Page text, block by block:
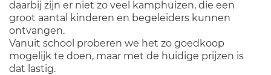
daarbij zijn er niet zo veel kamphuizen, die een
groot aantal kinderen en begeleiders kunnen
ontvangen.
Vanuit school proberen we het zo goedkoop
mogelijk te doen, maar met de huidige prijzen is
dat lastig.